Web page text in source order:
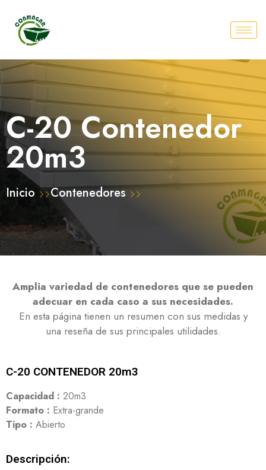
C-20 Contenedor
20m3
Inicio Contenedores
Amplia variedad de contenedores que se pueden
adecuar en cada caso a sus necesidades.
En esta página tienen un resumen con sus medidas y
una reseña de sus principales utilidades.
C-20 CONTENEDOR 20m3
Capacidad : 20m3
Formato : Extra-grande
Tipo : Abierto
Descripción: